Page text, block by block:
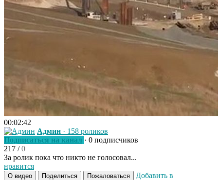
00:02:42
Админ · 158 роликов
Подписаться на канал · 0 подписчиков
217 /0
За ролик пока что никто не голосовал...
нравится
О видео Поделиться Пожаловаться
Добавить в